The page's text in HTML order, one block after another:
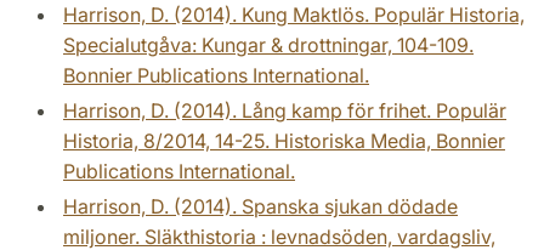
Harrison, D. (2014). Kung Maktlös. Populär Historia,
Specialutgåva: Kungar & drottningar, 104-109.
Bonnier Publications International.
Harrison, D. (2014). Lång kamp för frihet. Populär
Historia, 8/2014, 14-25. Historiska Media, Bonnier
Publications International.
Harrison, D. (2014). Spanska sjukan dödade
miljoner. Släkthistoria : levnadsöden, vardagsliv,